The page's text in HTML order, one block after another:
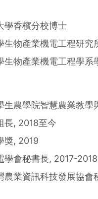
學香檳分校博士
生物產業機電工程研究
生物產業機電工程學系
生農學院智慧農業教學
長, 2018至今
獎, 2019
學會秘書長, 2017-2018
農業資訊科技發展協會